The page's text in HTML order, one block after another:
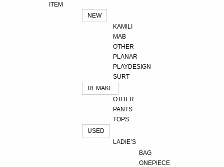
ITEM
NEW
KAMILI
MAB
OTHER
PLANAR
PLAYDESIGN
SURT
REMAKE
OTHER
PANTS
TOPS
USED
LADIE’S
BAG
ONEPIECE